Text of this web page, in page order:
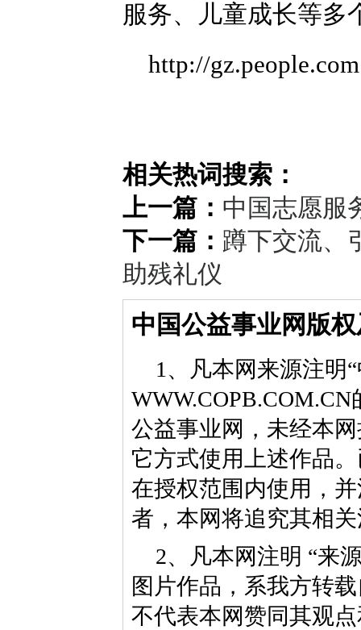
服务、儿童成长等多
http://
相关热词搜索：
上一篇： 中国志愿服
下一篇： 蹲下交流、
助残礼仪
中国公益事业网版
1、凡本网来源注明
公益事业网，未经本
它方式使用上述作品
在授权范围内使用，
者，本网将追究其相
2、凡本网注明 “来
图片作品，系我方转
不代表本网赞同其观